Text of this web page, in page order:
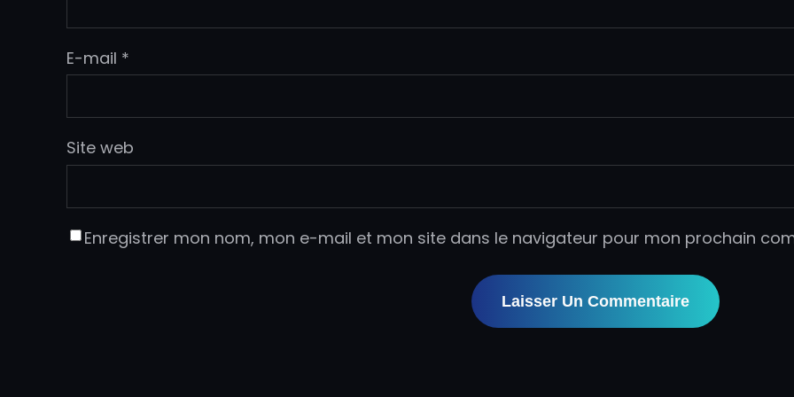
E-mail *
Site web
Enregistrer mon nom, mon e-mail et mon site dans le navigateur pour mon prochain